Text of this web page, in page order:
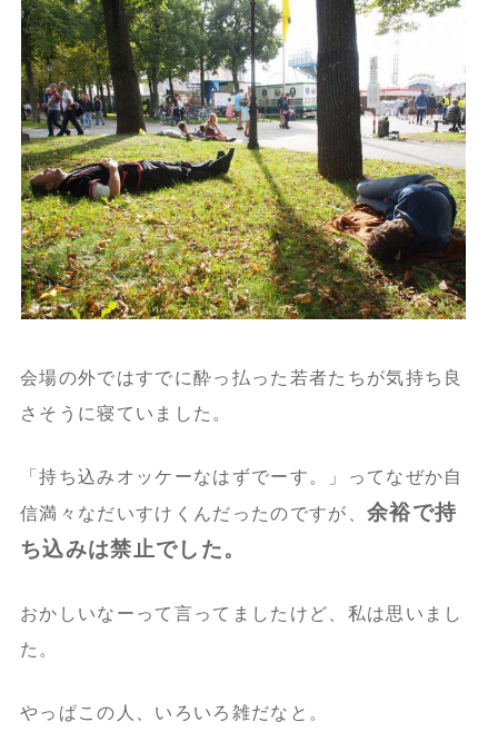
会場の外ではすでに酔っ払った若者たちが気持ち良
さそうに寝ていました。
「持ち込みオッケーなはずでーす。」ってなぜか自
信満々なだいすけくんだったのですが、 余裕で持
ち込みは禁止でした。
おかしいなーって言ってましたけど、私は思いまし
た。
やっぱこの人、いろいろ雑だなと。